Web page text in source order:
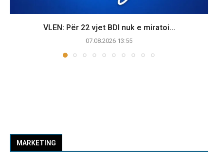
VLEN: Për 22 vjet BDI nuk e miratoi...
07.08.2026 13:55
MARKETING